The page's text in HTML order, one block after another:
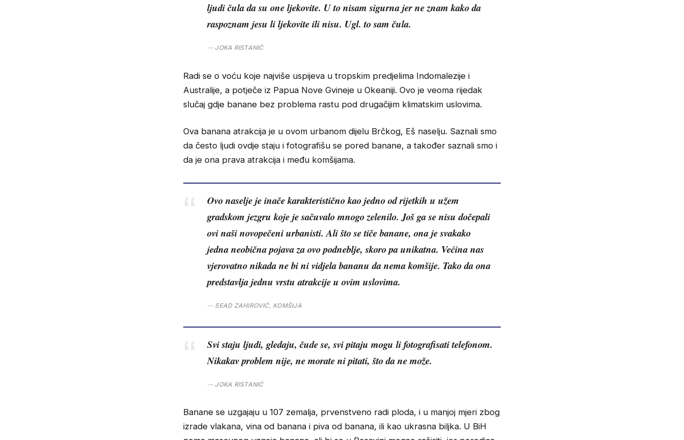
ljudi čula da su one ljekovite. U to nisam sigurna jer ne znam kako da
raspoznam jesu li ljekovite ili nisu. Ugl. to sam čula.
JOKA RISTANIĆ
Radi se o voću koje najviše uspijeva u tropskim predjelima Indomalezije i
Australije, a potječe iz Papua Nove Gvineje u Okeaniji. Ovo je veoma rijedak
slučaj gdje banane bez problema rastu pod drugačijim klimatskim uslovima.
Ova banana atrakcija je u ovom urbanom dijelu Brčkog, Eš naselju. Saznali smo
da često ljudi ovdje staju i fotografišu se pored banane, a također saznali smo i
da je ona prava atrakcija i među komšijama.
Ovo naselje je inače karakteristično kao jedno od rijetkih u užem
gradskom jezgru koje je sačuvalo mnogo zelenilo. Još ga se nisu dočepali
ovi naši novopečeni urbanisti. Ali što se tiče banane, ona je svakako
jedna neobična pojava za ovo podneblje, skoro pa unikatna. Većina nas
vjerovatno nikada ne bi ni vidjela bananu da nema komšije. Tako da ona
predstavlja jednu vrstu atrakcije u ovim uslovima.
SEAD ZAHIROVIĆ, KOMŠIJA
Svi staju ljudi, gledaju, čude se, svi pitaju mogu li fotografisati telefonom.
Nikakav problem nije, ne morate ni pitati, što da ne može.
JOKA RISTANIĆ
Banane se uzgajaju u 107 zemalja, prvenstveno radi ploda, i u manjoj mjeri zbog
izrade vlakana, vina od banana i piva od banana, ili kao ukrasna biljka. U BiH